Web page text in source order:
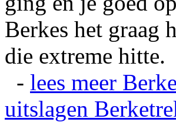
Berkes het graag
die extreme hitte.
- lees meer
uitslagen